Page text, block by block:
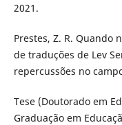
2021.
Prestes, Z. R. Quando
de traduções de Lev
repercussões no
Tese (Doutorado em
Graduação em